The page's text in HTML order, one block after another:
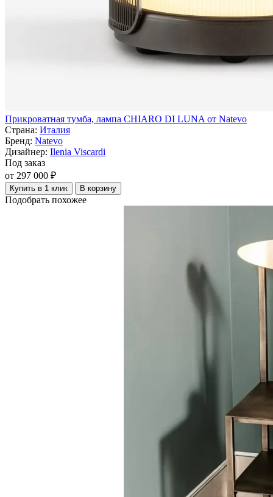
Прикроватная тумба, лампа CHIARO DI LUNA от Natevo
Страна: Италия
Бренд: Natevo
Дизайнер: Ilenia Viscardi
Под заказ
от 297 000 ₽
Купить в 1 клик В корзину
Подобрать похожее